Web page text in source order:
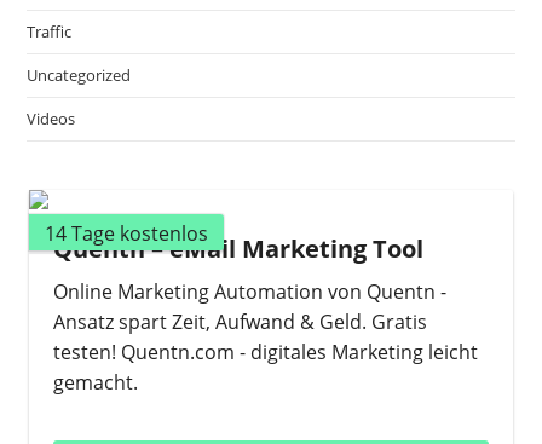
Traffic
Uncategorized
Videos
14 Tage kostenlos
Quentn – eMail Marketing Tool
Online Marketing Automation von Quentn -
Ansatz spart Zeit, Aufwand & Geld. Gratis
testen! Quentn.com - digitales Marketing leicht
gemacht.